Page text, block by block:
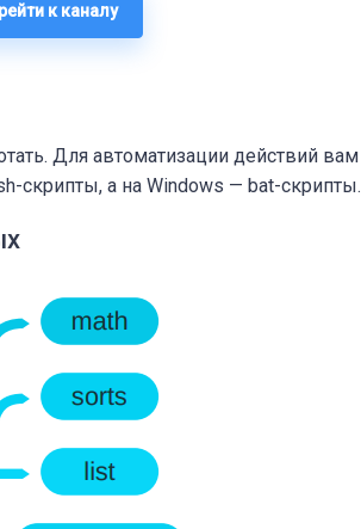
к каналу
Для автоматизации действий вам
скрипты, а на Windows — bat-скрипты.